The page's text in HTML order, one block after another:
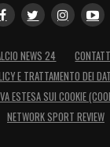
NEWS 24
E TRATTAMENTO DEI
ESTESA SUI COOKIE
NETWORK SPORT REVIEW